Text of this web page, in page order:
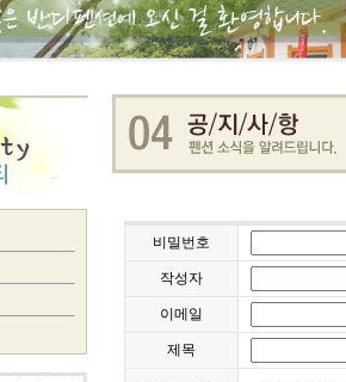
비밀번호
작성자
이메일
제목